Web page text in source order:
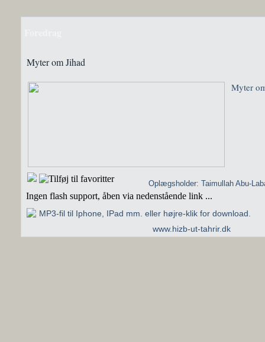
Myter om Jihad
Myter
Oplægsholder: Taimullah Abu-
Ingen flash support, åben via nedenstående link ...
MP3-fil til Iphone, IPad mm. eller højre-klik for download.
www.hizb-ut-tahrir.dk